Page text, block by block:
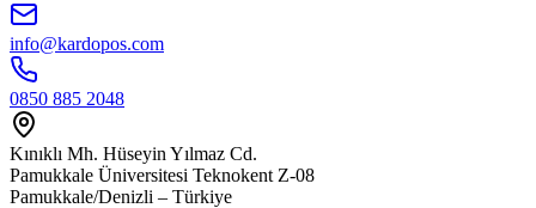
info@kardopos.com
0850 885 2048
Kınıklı Mh. Hüseyin Yılmaz Cd.
Pamukkale Üniversitesi Teknokent Z-08
Pamukkale/Denizli – Türkiye